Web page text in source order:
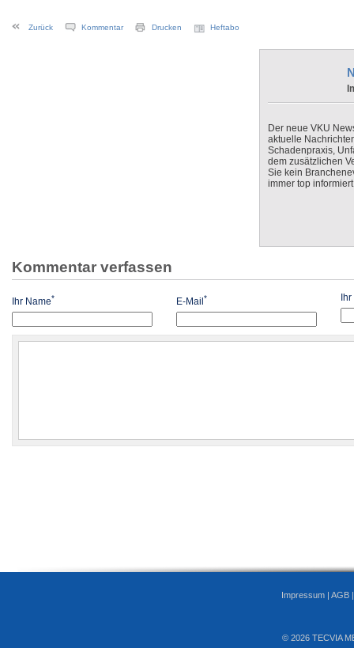
Zurück Kommentar Drucken Heftabo
Der neue VKU
aktuelle
Schadenpraxis,
dem zusätzlichen
Sie kein
immer top
Kommentar verfassen
Ihr Name* E-Mail* Ihr
Impressum | AGB
© 2026 TECVIA